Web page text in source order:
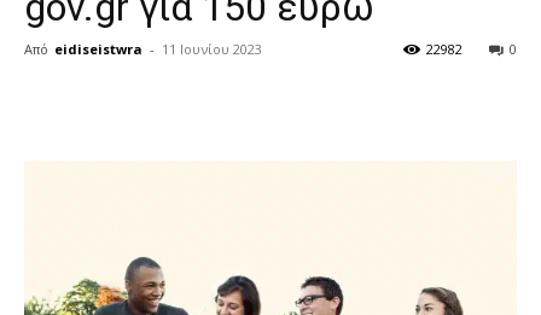
Από eidiseistwra - 11 Ιουνίου 2023 0
22982